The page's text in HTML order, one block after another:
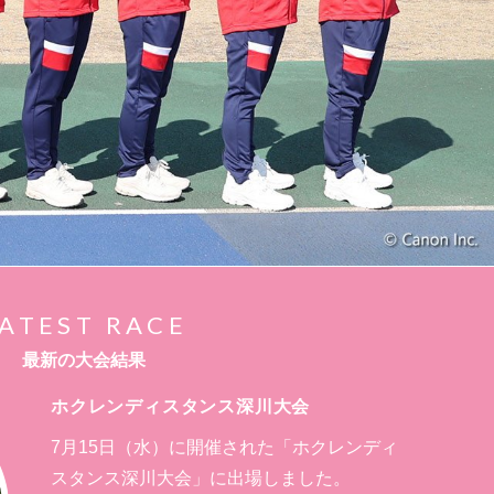
RACE
最新の大会結果
ホクレンディスタンス深川大会
7月15日（水）に開催された「ホクレンディ
スタンス深川大会」に出場しました。